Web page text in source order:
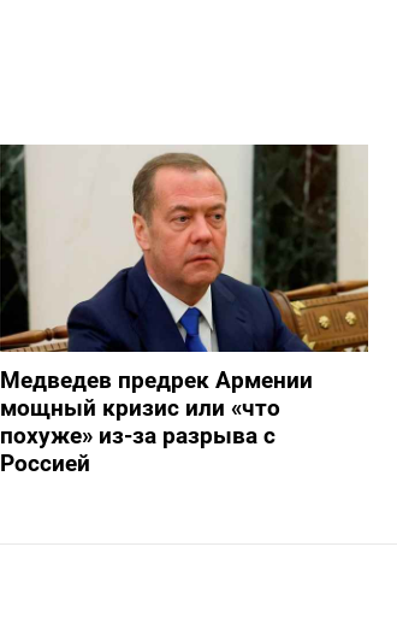
Медведев предрек Армении
мощный кризис или «что
похуже» из-за разрыва с
Россией